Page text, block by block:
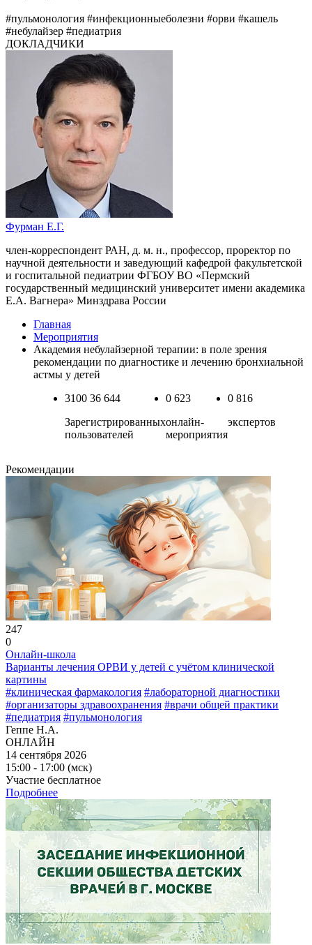
#пульмонология #инфекционныеболезни #орви #кашель
#небулайзер #педиатрия
ДОКЛАДЧИКИ
Фурман Е.Г.
член-корреспондент РАН, д. м. н., профессор, проректор по
научной деятельности и заведующий кафедрой факультетской
и госпитальной педиатрии ФГБОУ ВО «Пермский
государственный медицинский университет имени академика
Е.А. Вагнера» Минздрава России
Главная
Мероприятия
Академия небулайзерной терапии: в поле зрения
рекомендации по диагностике и лечению бронхиальной
астмы у детей
3100 36 644
Зарегистрированных
пользователей
0 623
онлайн-
мероприятия
0 816
экспертов
Рекомендации
247
0
Онлайн-школа
Варианты лечения ОРВИ у детей с учётом клинической
картины
#клиническая фармакология #лабораторной диагностики
#организаторы здравоохранения #врачи общей практики
#педиатрия #пульмонология
Геппе Н.А.
ОНЛАЙН
14 сентября 2026
15:00 - 17:00 (мск)
Участие бесплатное
Подробнее